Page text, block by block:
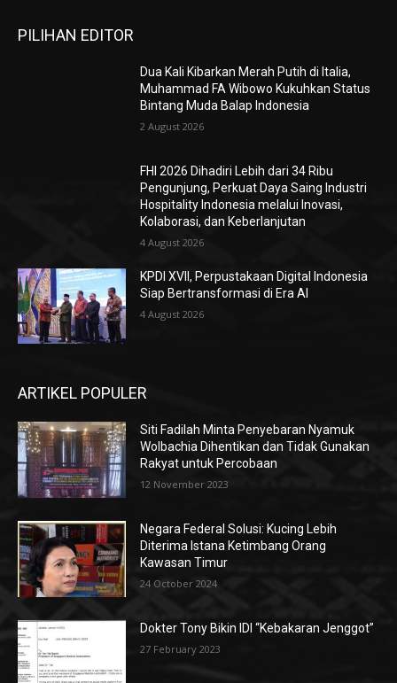
PILIHAN EDITOR
Dua Kali Kibarkan Merah Putih di Italia,
Muhammad FA Wibowo Kukuhkan Status
Bintang Muda Balap Indonesia
2 August 2026
FHI 2026 Dihadiri Lebih dari 34 Ribu
Pengunjung, Perkuat Daya Saing Industri
Hospitality Indonesia melalui Inovasi,
Kolaborasi, dan Keberlanjutan
4 August 2026
KPDI XVII, Perpustakaan Digital Indonesia
Siap Bertransformasi di Era AI
4 August 2026
ARTIKEL POPULER
Siti Fadilah Minta Penyebaran Nyamuk
Wolbachia Dihentikan dan Tidak Gunakan
Rakyat untuk Percobaan
12 November 2023
Negara Federal Solusi: Kucing Lebih
Diterima Istana Ketimbang Orang
Kawasan Timur
24 October 2024
Dokter Tony Bikin IDI “Kebakaran Jenggot”
27 February 2023